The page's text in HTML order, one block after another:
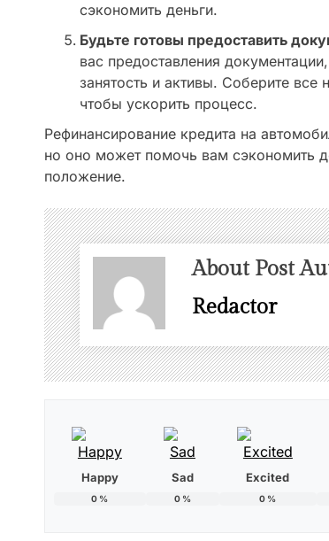
сэкономить деньги.
Будьте готовы предоставить
вас предоставления
занятость и активы. Соберите
чтобы ускорить процесс.
Рефинансирование кредита на
но оно может помочь вам сэкономить
положение.
About Post
Redactor
Happy
0 %
Sad
0%
Excited
0 %